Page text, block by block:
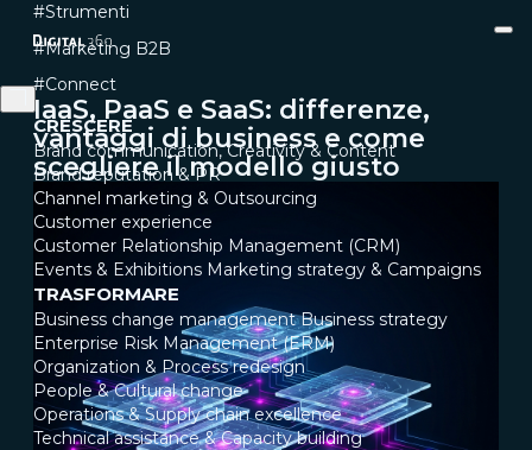
CRESCERE
Brand communication, Creativity & Content
Brand reputation & PR
Channel marketing & Outsourcing
Customer experience
Customer Relationship Management (CRM)
Events & Exhibitions Marketing strategy & Campaigns
TRASFORMARE
Business change management Business strategy
Enterprise Risk Management (ERM)
Organization & Process redesign
People & Cultural change
Operations & Supply chain excellence
Technical assistance & Capacity building
#Strumenti
#Marketing B2B
#Connect
IaaS, PaaS e SaaS: differenze,
vantaggi di business e come
scegliere il modello giusto